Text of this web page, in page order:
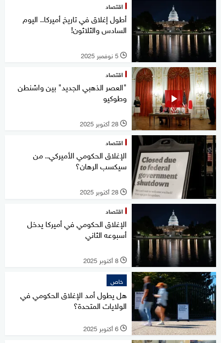
اقتصاد
أطول إغلاق في تاريخ أميركا.. اليوم
السادس والثلاثون!
l 5 نوفمبر 2025
اقتصاد
"العصر الذهبي الجديد" بين واشنطن
وطوكيو
l 28 أكتوبر 2025
اقتصاد
الإغلاق الحكومي الأميركي.. من
سيكسب الرهان؟
l 28 أكتوبر 2025
اقتصاد
الإغلاق الحكومي في أميركا يدخل
أسبوعه الثاني
l 8 أكتوبر 2025
خاص
هل يطول أمد الإغلاق الحكومي في
الولايات المتحدة؟
l 6 أكتوبر 2025